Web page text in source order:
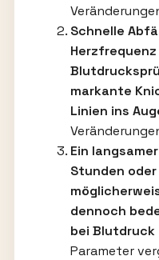
Schnelle
markante
Linien ins
Ein
Stunden
dennoch
bei Blutdruck
Parameter